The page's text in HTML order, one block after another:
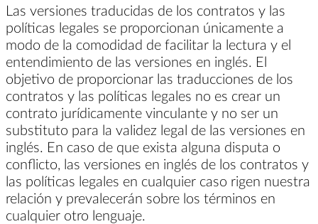
Las versiones traducidas de los contratos y las
políticas legales se proporcionan únicamente a
modo de la comodidad de facilitar la lectura y el
entendimiento de las versiones en inglés. El
objetivo de proporcionar las traducciones de los
contratos y las políticas legales no es crear un
contrato jurídicamente vinculante y no ser un
substituto para la validez legal de las versiones en
inglés. En caso de que exista alguna disputa o
conflicto, las versiones en inglés de los contratos y
las políticas legales en cualquier caso rigen nuestra
relación y prevalecerán sobre los términos en
cualquier otro lenguaje.